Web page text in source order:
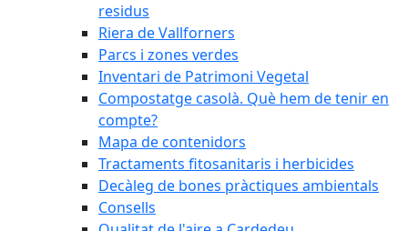
residus
Riera de Vallforners
Parcs i zones verdes
Inventari de Patrimoni Vegetal
Compostatge casolà. Què hem de tenir en
compte?
Mapa de contenidors
Tractaments fitosanitaris i herbicides
Decàleg de bones pràctiques ambientals
Consells